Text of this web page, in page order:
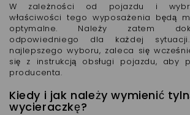
W zależności od pojazdu i
właściwości tego wyposażenia będą
optymalne. Należy zatem
odpowiedniego dla każdej
najlepszego wyboru, zaleca się
się z instrukcją obsługi pojazdu, aby
producenta.
Kiedy i jak należy wymienić
wycieraczkę?